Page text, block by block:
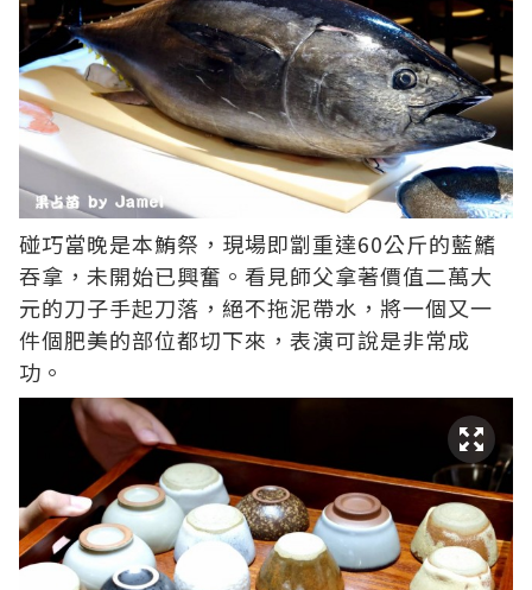
碰巧當晚是本鮪祭，現場即劏重達60公斤的藍鰭
吞拿，未開始已興奮。看見師父拿著價值二萬大
元的刀子手起刀落，絕不拖泥帶水，將一個又一
件個肥美的部位都切下來，表演可說是非常成
功。